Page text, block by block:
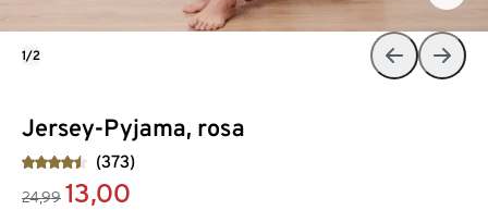
Jersey-Pyjama, rosa
(373)
24,99 13,00
1/2